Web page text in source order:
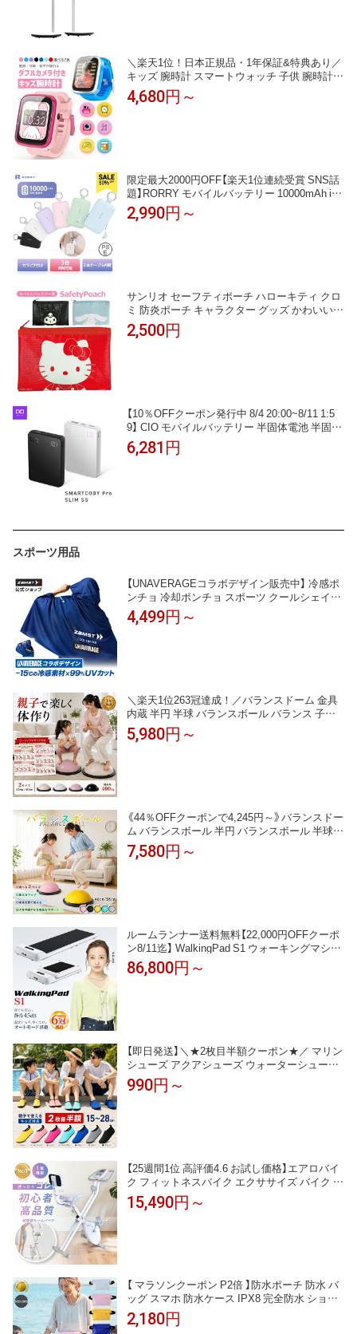
＼楽天1位！日本正規品・1年保証&特典あり／
キッズ 腕時計 スマートウォッチ 子供 腕時計 3
2GB 35万画素 カメラ 大画面 録画録音 ゲーム
音楽 アラーム 歩数計 知育玩具 4歳 5歳 6歳 7歳
4,680円～
限定最大2000円OFF【楽天1位連続受賞 SNS話
題】RORRY モバイルバッテリー 10000mAh iPh
one 大容量 携帯充電器 軽量 小型 タイプcケー
ブル内蔵 急速 30W アイフォン ライトニング対
2,990円～
サンリオ セーフティポーチ ハローキティ クロ
ミ 防炎ポーチ キャラクター グッズ かわいい
発火 防止 防炎 可愛い オシャレ ミニポーチ モ
バイルバッテリー 充電器 ケース SANG-652
2,500円
【10％OFFクーポン発行中 8/4 20:00~8/11 1:5
9】 CIO モバイルバッテリー 半固体電池 半固体
系 燃えにくい 小型 薄型 軽量 大容量 10000mA
h 35W Type-C タイプC 3ポート パススルー iPh
6,281円
スポーツ用品
【UNAVERAGEコラボデザイン販売中】 冷感ポ
ンチョ 冷却ポンチョ スポーツ クールシェイダ
ー ザムスト 1位 暑さ対策 暑さ対策グッズ 冷感
グッズ アイスポンチョ 冷感 冷却 熱中症対策
4,499円～
＼楽天1位263冠達成！／バランスドーム 金具
内蔵 半円 半球 バランスボール バランス 子供
キッズ 大人 体幹トレーニング 室内遊び トラン
ポリン 静音 滑り止め 国内検査済み 耐荷重400
5,980円～
《44％OFFクーポンで4,245円～》バランスドー
ム バランスボール 半円 バランスボール 半球
体幹トレーニング バランスディスク トランポ
リン 子供 キッズ 大人 室内遊び 静音 滑り止め
7,580円～
ルームランナー送料無料【22,000円OFFクーポ
ン8/11迄】 WalkingPad S1 ウォーキングマシン
折りたたみ コンパクト 軽量 電動 ランニングマ
シン ウォーキングマシーン ランニングマシー
86,800円～
【即日発送】＼★2枚目半額クーポン★／ マリン
シューズ アクアシューズ ウォーターシューズ
水遊び 靴 キッズ レディース メンズ 大人用 子
供用 水陸両用 シュノーケリング フィットネス
990円～
【25週間1位 高評価4.6 お試し価格】エアロバイ
ク フィットネスバイク エクササイズ バイク 電
源不要 静音 折りたたみ 有酸素運動 運動 室内
エクササイズ フィットネス トレーニング フィ
15,490円～
【 マラソンクーポン P2倍 】防水ポーチ 防水 バ
ッグ スマホ 防水ケース IPX8 完全防水 ショル
ダー バック マチあり 透けない ウエストポーチ
サコッシュ ドライバッグ 海 プール 川 防災 ア
2,180円